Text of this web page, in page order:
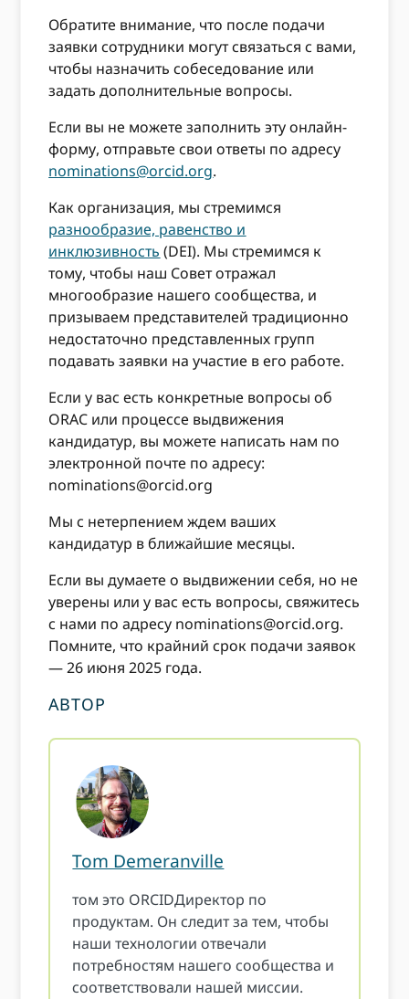
Обратите внимание, что после подачи
заявки сотрудники могут связаться с вами,
чтобы назначить собеседование или
задать дополнительные вопросы.
Если вы не можете заполнить эту онлайн-
форму, отправьте свои ответы по адресу
nominations@orcid.org.
Как организация, мы стремимся
разнообразие, равенство и
инклюзивность (DEI). Мы стремимся к
тому, чтобы наш Совет отражал
многообразие нашего сообщества, и
призываем представителей традиционно
недостаточно представленных групп
подавать заявки на участие в его работе.
Если у вас есть конкретные вопросы об
ORAC или процессе выдвижения
кандидатур, вы можете написать нам по
электронной почте по адресу:
nominations@orcid.org
Мы с нетерпением ждем ваших
кандидатур в ближайшие месяцы.
Если вы думаете о выдвижении себя, но не
уверены или у вас есть вопросы, свяжитесь
с нами по адресу nominations@orcid.org.
Помните, что крайний срок подачи заявок
— 26 июня 2025 года.
АВТОР
Tom Demeranville
том это ORCIDДиректор по
продуктам. Он следит за тем, чтобы
наши технологии отвечали
потребностям нашего сообщества и
соответствовали нашей миссии.